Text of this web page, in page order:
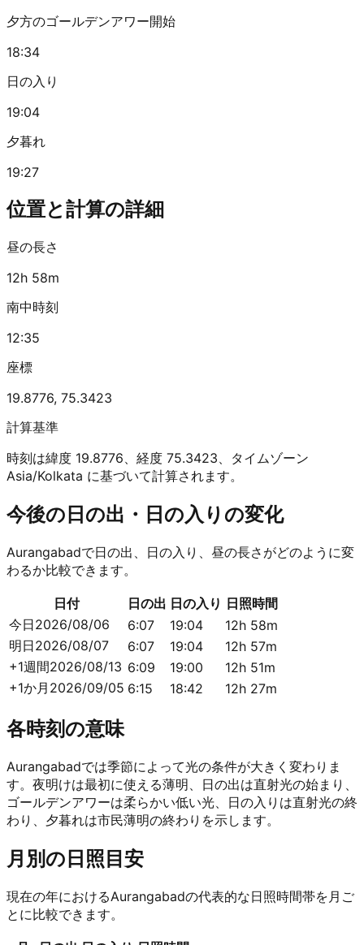
夕方のゴールデンアワー開始
18:34
日の入り
19:04
夕暮れ
19:27
位置と計算の詳細
昼の長さ
12h 58m
南中時刻
12:35
座標
19.8776, 75.3423
計算基準
時刻は緯度 19.8776、経度 75.3423、タイムゾーン
Asia/Kolkata に基づいて計算されます。
今後の日の出・日の入りの変化
Aurangabadで日の出、日の入り、昼の長さがどのように変
わるか比較できます。
日付 日の出 日の入り 日照時間
今日2026/08/06 6:07 19:04
12h 58m
明日2026/08/07 6:07 19:04
12h 57m
+1週間2026/08/13 6:09 19:00
12h 51m
+1か月 2026/09/05 6:15 18:42 12h 27m
各時刻の意味
Aurangabadでは季節によって光の条件が大きく変わりま
す。夜明けは最初に使える薄明、日の出は直射光の始まり、
ゴールデンアワーは柔らかい低い光、日の入りは直射光の終
わり、夕暮れは市民薄明の終わりを示します。
月別の日照目安
現在の年におけるAurangabadの代表的な日照時間帯を月ご
とに比較できます。